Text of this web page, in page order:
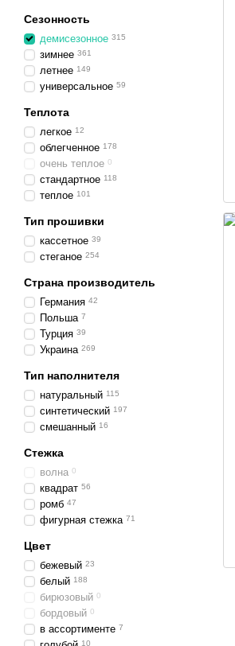
Сезонность
демисезонное 315
зимнее 361
летнее 149
универсальное 59
Теплота
легкое 12
облегченное 178
очень теплое 0
стандартное 118
теплое 101
Тип прошивки
кассетное 39
стеганое 254
Страна производитель
Германия 42
Польша 7
Турция 39
Украина 269
Тип наполнителя
натуральный 115
синтетический 197
смешанный 16
Стежка
волна 0
квадрат 56
ромб 47
фигурная стежка 71
Цвет
бежевый 23
белый 188
бирюзовый 0
бордовый 0
в ассортименте 7
10